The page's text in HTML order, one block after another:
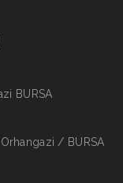
BURSA
/ BURSA